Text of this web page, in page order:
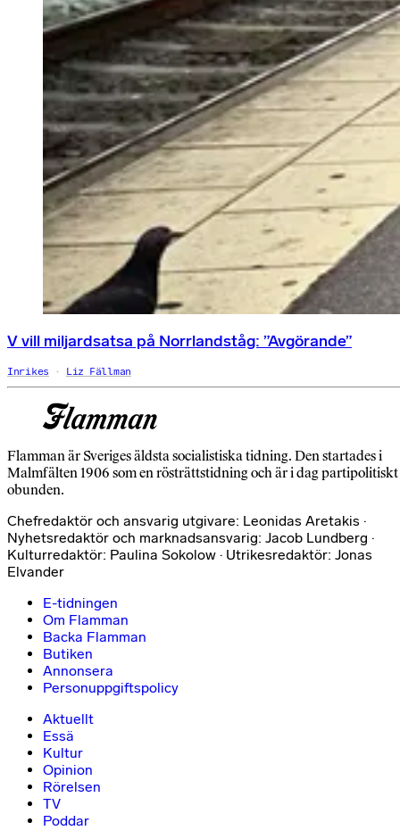
V vill miljardsatsa på Norrlandståg: ”Avgörande”
Inrikes Liz Fällman
Flamman är Sveriges äldsta socialistiska tidning. Den startades i
Malmfälten 1906 som en rösträttstidning och är i dag partipolitiskt
obunden.
Chefredaktör och ansvarig utgivare: Leonidas Aretakis ·
Nyhetsredaktör och marknadsansvarig: Jacob Lundberg ·
Kulturredaktör: Paulina Sokolow · Utrikesredaktör: Jonas
Elvander
E-tidningen
Om Flamman
Backa Flamman
Butiken
Annonsera
Personuppgiftspolicy
Aktuellt
Essä
Kultur
Opinion
Rörelsen
TV
Poddar